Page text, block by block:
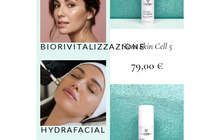
BIORIVITALIZZAZIONE
HYDRAFACIAL
Siero Skin Cell 5
79,00 €